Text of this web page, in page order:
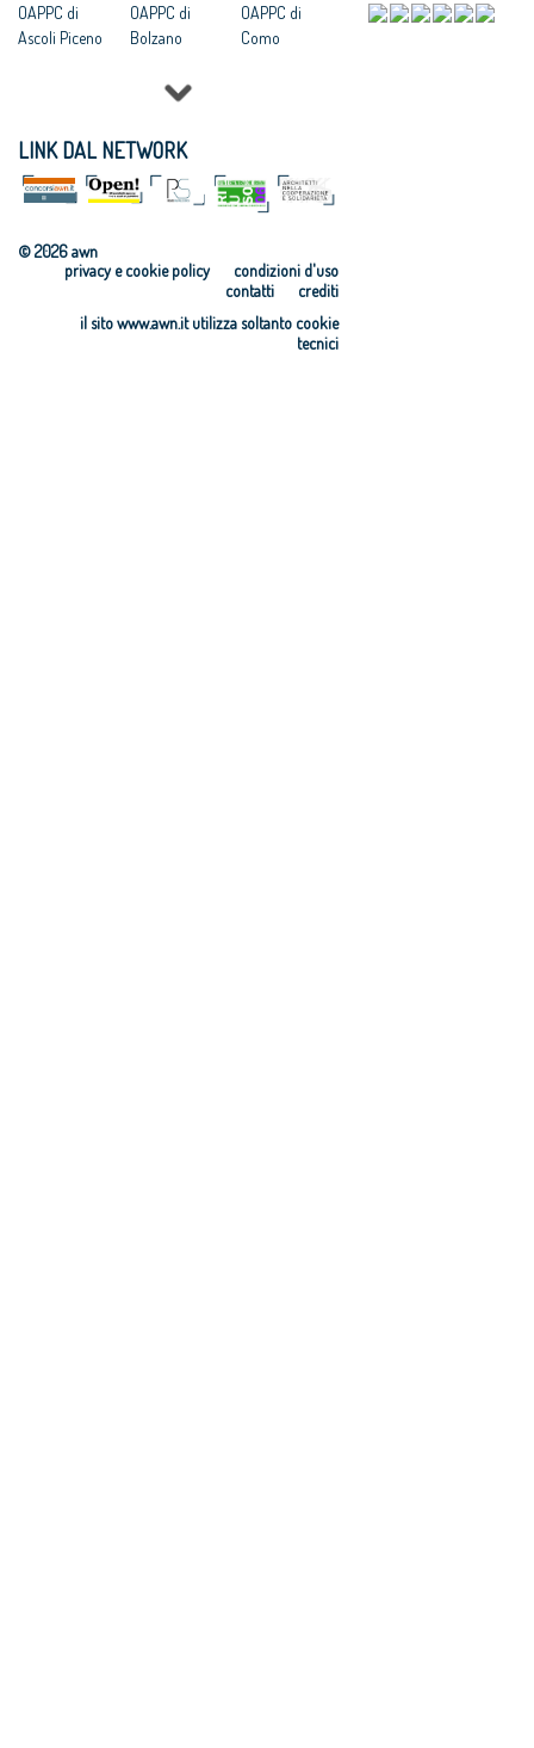
OAPPC di
Ascoli Piceno
OAPPC di Bari
OAPPC di
Barletta-
OAPPC di
Bolzano
Brescia
Brindisi
OAPPC di
Cagliari
OAPPC di
Como
Crotone
OAPPC di
LINK DAL NETWORK
© 2026 awn
condizioni d'uso
privacy e cookie policy
crediti
contatti
il sito www.awn.it utilizza soltanto cookie
tecnici